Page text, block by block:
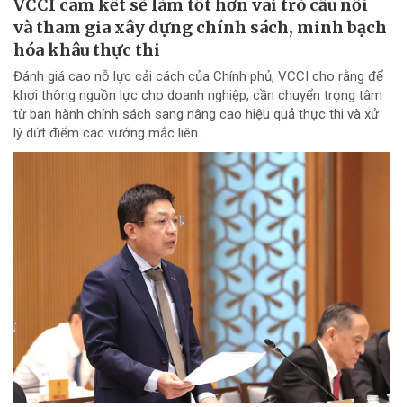
VCCI cam kết sẽ làm tốt hơn vai trò cầu nối
và tham gia xây dựng chính sách, minh bạch
hóa khâu thực thi
Đánh giá cao nỗ lực cải cách của Chính phủ, VCCI cho rằng để
khơi thông nguồn lực cho doanh nghiệp, cần chuyển trọng tâm
từ ban hành chính sách sang nâng cao hiệu quả thực thi và xử
lý dứt điểm các vướng mắc liên...